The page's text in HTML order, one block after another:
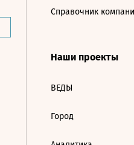
Справочник
Наши проекты
ВЕДЫ
Город